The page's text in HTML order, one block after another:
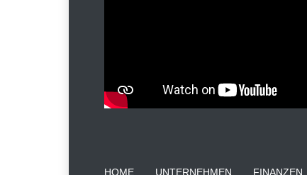
HOME UNTERNEHMEN FINANZEN